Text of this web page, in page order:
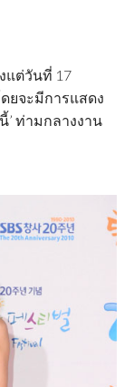
แต่วันที่ 17
ยจะมีการแสดง
’ ท่ามกลางงาน